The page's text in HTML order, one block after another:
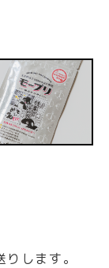
します。